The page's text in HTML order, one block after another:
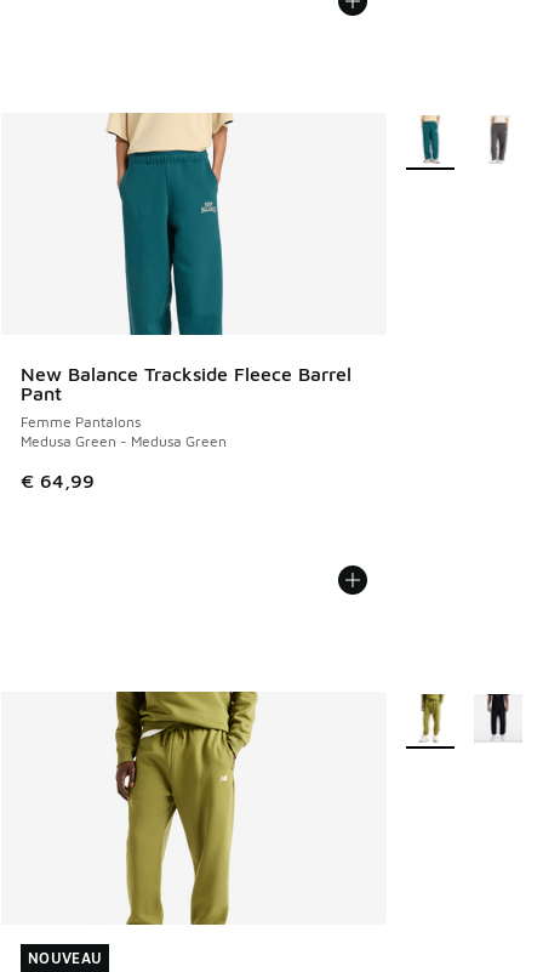
New Balance Trackside Fleece Barrel
Pant
Femme Pantalons
Medusa Green - Medusa Green
€ 64,99
Plus de couleurs
NOUVEAU
NOUVEAU
Plus de couleurs